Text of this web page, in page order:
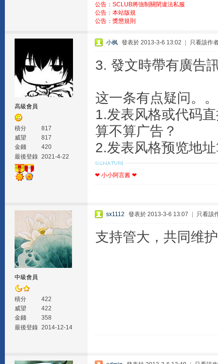
公告：SCLUB將強制關閉違法私服
公告：本站版規
公告：獎懲規則
高級會員
積分
817
威望
817
金錢
420
最後登錄 2021-4-22
小枫 發表於 2013-3-6 13:02 只看該作
3. 發文時帶有廣告
这一条有点疑问。。
1.发表风格或代码
算不算广告？
2.发表风格预览地
❤ 小小阿言酱 ❤
中級會員
積分
422
威望
422
金錢
358
最後登錄 2014-12-14
sx1112 發表於 2013-3-6 13:07 只看該
支持管大，共同维